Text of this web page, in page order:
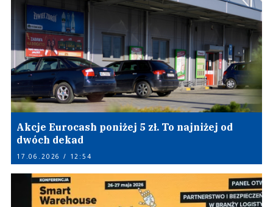
Akcje Eurocash poniżej 5 zł. To najniżej od
dwóch dekad
17.06.2026 / 12:54